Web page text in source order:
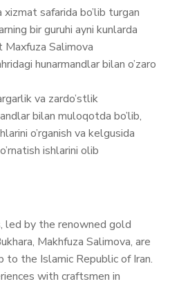
safarida bo’lib turgan
bir guruhi ayni kunlarda
Maxfuza Salimova
hunarmandlar bilan o’zaro
va zardo’stlik
bilan muloqotda bo’lib,
o’rganish va kelgusida
ishlarini olib
led by the renowned gold
Makhfuza Salimova, are
to the Islamic Republic of Iran.
with craftsmen in